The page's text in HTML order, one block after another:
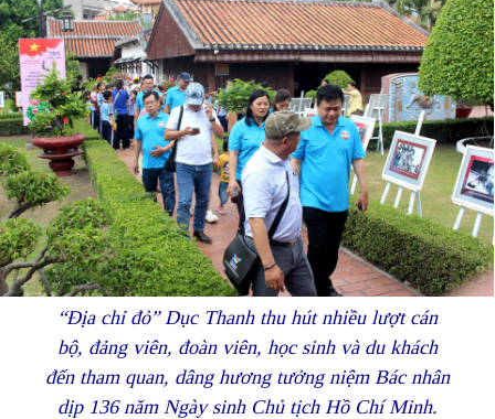
“Địa chỉ đỏ” Dục Thanh thu hút nhiều lượt cán
bộ, đảng viên, đoàn viên, học sinh và du khách
đến tham quan, dâng hương tưởng niệm Bác nhân
dịp 136 năm Ngày sinh Chủ tịch Hồ Chí Minh.